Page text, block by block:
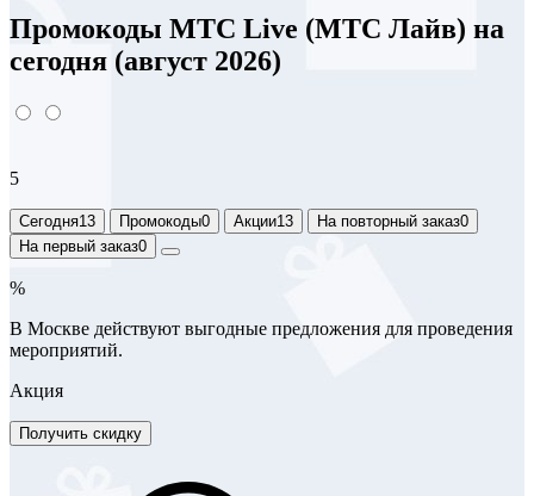
Промокоды МТС Live (МТС Лайв) на
сегодня (август 2026)
5
Сегодня13 Промокоды0 Акции13 На повторный заказ0
На первый заказ0
%
В Москве действуют выгодные предложения для проведения
мероприятий.
Акция
Получить скидку